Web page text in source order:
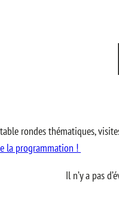
rondes thématiques,
la programmation !
Il n’y a pas